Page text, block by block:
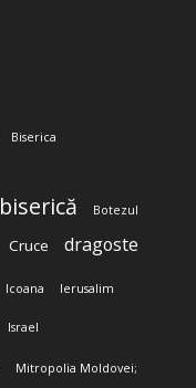
Biserica
biserică Botezul
Cruce dragoste
Icoana Ierusalim
Israel
Mitropolia Moldovei;